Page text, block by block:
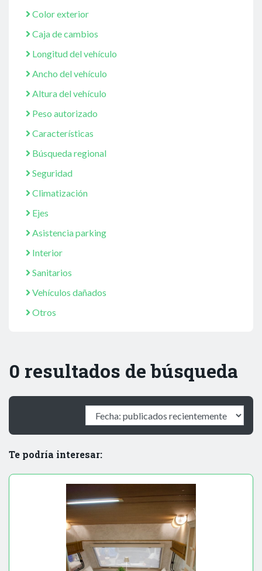
Color exterior
Caja de cambios
Longitud del vehículo
Ancho del vehículo
Altura del vehículo
Peso autorizado
Características
Búsqueda regional
Seguridad
Climatización
Ejes
Asistencia parking
Interior
Sanitarios
Vehículos dañados
Otros
0 resultados de búsqueda
Te podría interesar: